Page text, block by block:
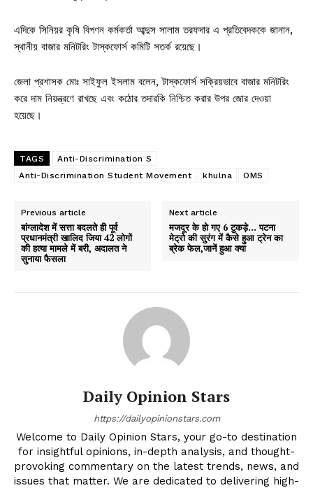
এদিকে সিনিয়র কৃষি বিপণন কর্মকর্তা আব্দুস সালাম তরফদার এ প্রতিবেদককে জানান,
স্থানীয় বাজার মনিটরিং টাস্কফোর্স কমিটি সতর্ক রয়েছে।
জেলা প্রশাসক মোঃ সাইফুল ইসলাম বলেন, টাস্কফোর্স সক্রিয়ভাবে বাজার মনিটরিং
করে দাম নিয়ন্ত্রণে রাখছে এবং কঠোর তদারকি নিশ্চিত করার উপর জোর দেওয়া
হয়েছে।
TAGS
Anti-Discrimination S
Anti-Discrimination Student Movement
khulna OMS
Previous article
बांग्लादेश में सत्ता बदलते ही पूर्व
प्रधानमंत्री खालिद जिया 42 लोगों
की हत्या मामले में बरी, अदालत ने
सुनाया फैसला
Next article
मजदूर के हो गए 6 टुकड़े… पटना
मेट्रो की सुरंग में कैसे हुआ ट्रेन का
ब्रेक फेल,जानें हुआ क्या
Daily Opinion Stars
https://dailyopinionstars.com
Welcome to Daily Opinion Stars, your go-to destination
for insightful opinions, in-depth analysis, and thought-
provoking commentary on the latest trends, news, and
issues that matter. We are dedicated to delivering high-